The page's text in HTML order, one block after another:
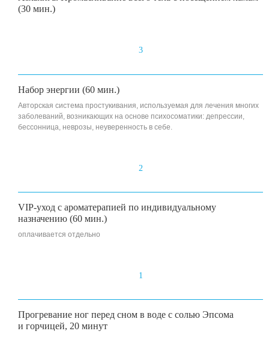
(30 мин.)
3
Набор энергии (60 мин.)
Авторская система простукивания, используемая для лечения многих
заболеваний, возникающих на основе психосоматики: депрессии,
бессонница, неврозы, неуверенность в себе.
2
VIP-уход с ароматерапией по индивидуальному
назначению (60 мин.)
оплачивается отдельно
1
Прогревание ног перед сном в воде с солью Эпсома
и горчицей, 20 минут